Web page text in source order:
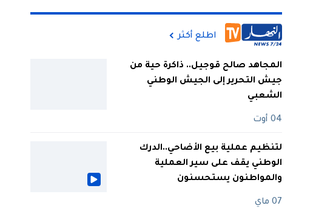
اطلع أكثر
المجاهد صالح قوجيل.. ذاكرة حية من
جيش التحرير إلى الجيش الوطني
الشعبي
04 أوت
لتنظيم عملية بيع الأضاحي..الدرك
الوطني يقف على سير العملية
والمواطنون يستحسنون
07 ماي